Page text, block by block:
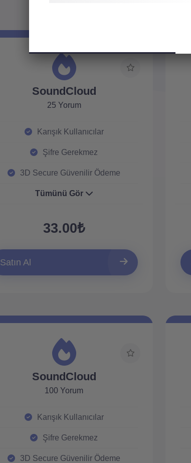
SoundCloud
25 Yorum
Karışık Kullanıcılar
Şifre Gerekmez
3D Secure Güvenilir Ödeme
Tümünü Gör
33.00₺
Satın Al
SoundCloud
100 Yorum
Karışık Kullanıcılar
Şifre Gerekmez
3D Secure Güvenilir Ödeme